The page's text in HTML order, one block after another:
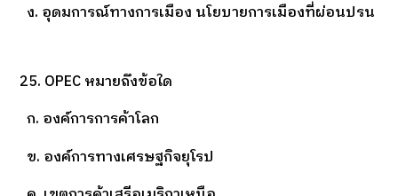
ง. อุดมการณ์ทางการเมือง นโยบายการเมืองที่ผ่อนปรน
25. OPEC หมายถึงข้อใด
ก. องค์การการค้าโลก
ข. องค์การทางเศรษฐกิจยุโรป